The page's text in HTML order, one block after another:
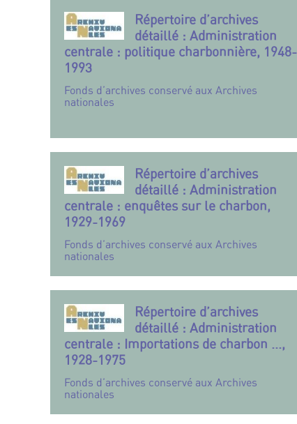
Répertoire d’archives
détaillé : Administration
centrale : politique charbonnière, 1948-
1993
Fonds d’archives conservé aux Archives
nationales
Répertoire d’archives
détaillé : Administration
centrale : enquêtes sur le charbon,
1929-1969
Fonds d’archives conservé aux Archives
nationales
Répertoire d’archives
détaillé : Administration
centrale : Importations de charbon ...,
1928-1975
Fonds d’archives conservé aux Archives
nationales